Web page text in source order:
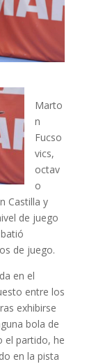
Marto
n
Fucso
vics,
octav
o
Castilla y
de juego
de juego.
en el
entre los
exhibirse
bola de
el partido, he
en la pista